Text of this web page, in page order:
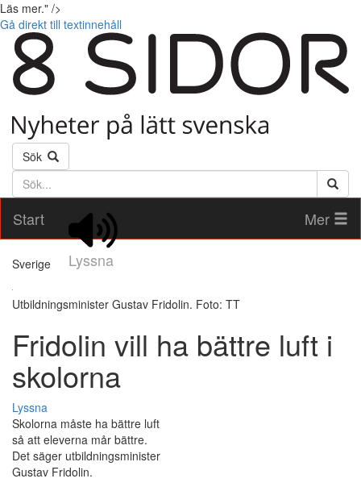
Läs mer." />
Gå direkt till textinnehåll
Sök
Söktext
Start
Lyssna
Mer
Sverige
Utbildningsminister Gustav Fridolin. Foto: TT
Fridolin vill ha bättre luft i
skolorna
Lyssna
Skolorna måste ha bättre luft
så att eleverna mår bättre.
Det säger utbildningsminister
Gustav Fridolin.